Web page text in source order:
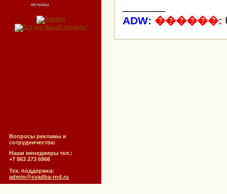
Вопросы рекламы и
сотрудничества:
Наши менеджеры тел.:
+7 863 273 6966
Тех. поддержка:
admin@svadba-rnd.ru
ADW: ������: